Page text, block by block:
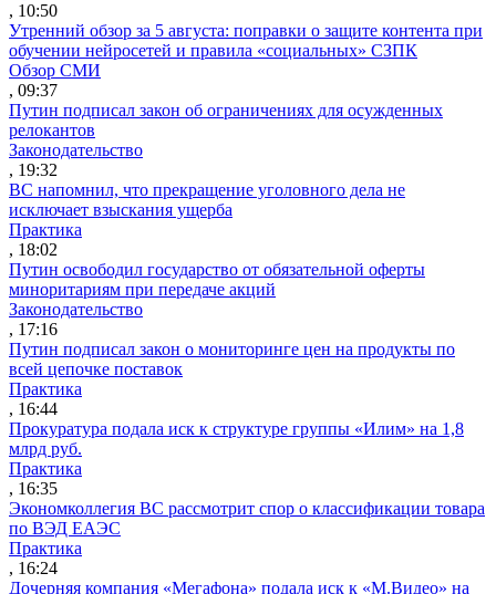
, 10:50
Утренний обзор за 5 августа: поправки о защите контента при
обучении нейросетей и правила «социальных» СЗПК
Обзор СМИ
, 09:37
Путин подписал закон об ограничениях для осужденных
релокантов
Законодательство
, 19:32
ВС напомнил, что прекращение уголовного дела не
исключает взыскания ущерба
Практика
, 18:02
Путин освободил государство от обязательной оферты
миноритариям при передаче акций
Законодательство
, 17:16
Путин подписал закон о мониторинге цен на продукты по
всей цепочке поставок
Практика
, 16:44
Прокуратура подала иск к структуре группы «Илим» на 1,8
млрд руб.
Практика
, 16:35
Экономколлегия ВС рассмотрит спор о классификации товара
по ВЭД ЕАЭС
Практика
, 16:24
Дочерняя компания «Мегафона» подала иск к «М.Видео» на